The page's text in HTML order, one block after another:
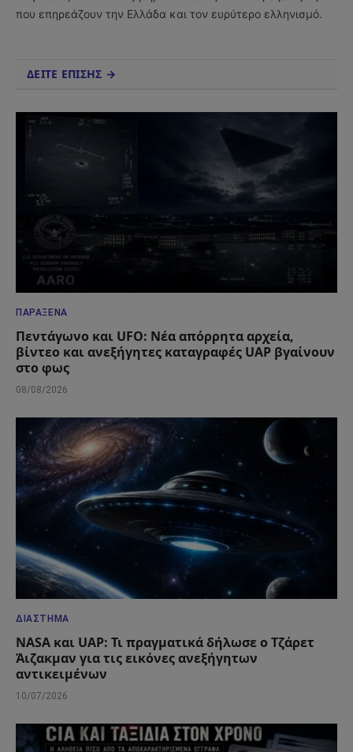
που επηρεάζουν την Ελλάδα και τον ευρύτερο ελληνισμό.
ΔΕΙΤΕ ΕΠΙΣΗΣ →
ΠΑΡΆΞΕΝΑ
Πεντάγωνο και UFO: Νέα απόρρητα αρχεία,
βίντεο και ανεξήγητες καταγραφές UAP βγαίνουν
στο φως
08/08/2026
ΔΙΆΣΤΗΜΑ
NASA και UAP: Τι πραγματικά δήλωσε ο Τζάρετ
Άιζακμαν για τις εικόνες ανεξήγητων
αντικειμένων
10/07/2026